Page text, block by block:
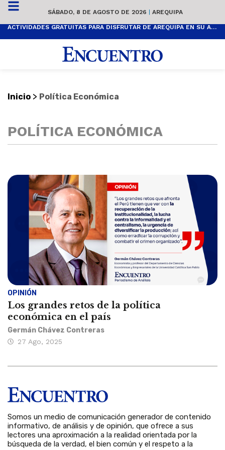
SÁBADO, 8 DE AGOSTO DE 2026 | AREQUIPA
ACTIVIDADES GRATUITAS PARA DISFRUTAR DE AREQUIPA EN SU ANIVERSARIO
Inicio > Política Económica
POLÍTICA ECONÓMICA
OPINIÓN
Los grandes retos de la política
económica en el país
Germán Chávez Contreras
27 Ago, 2025
Somos un medio de comunicación generador de contenido
informativo, de análisis y de opinión, que ofrece a sus
lectores una aproximación a la realidad orientada por la
búsqueda de la verdad, el bien común y el respeto a la